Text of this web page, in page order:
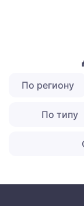
По региону
По типу